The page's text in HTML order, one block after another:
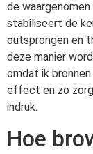
de
stabiliseert de
outsprongen en
deze manier
omdat ik
effect en zo
indruk.
Hoe